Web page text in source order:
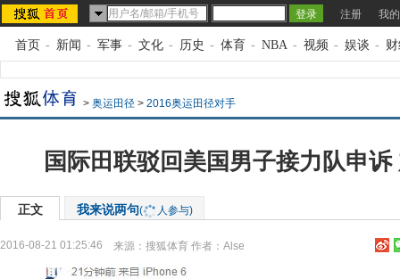
注册 我
首页 - 新闻 - 军事 - 文化 - 历史 - 体育 - NBA - 视频 - 娱谈 -
> 奥运田径 > 2016奥运田径对手
国际田联驳回美国男子接力队申
正文 我来说两句( 人参与)
2016-08-21 01:25:46 来源： 搜狐体育 作者：Alse